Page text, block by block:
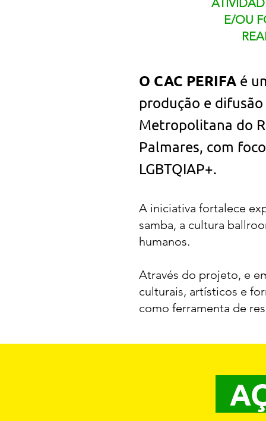
E/OU
O CAC PERIFA é
produção e
Metropolitana do
Palmares, com
LGBTQIAP+.
​​A iniciativa fortalece
samba, a cultura
humanos.
Através do projeto, e
culturais, artísticos e
como ferramenta de